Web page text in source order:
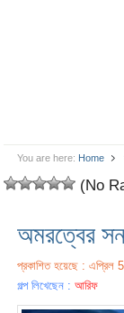
You are here: Home
(No
অমরত্বের
প্রকাশিত হয়েছে : এপ্রিল
গল্প লিখেছেন :আরিফ